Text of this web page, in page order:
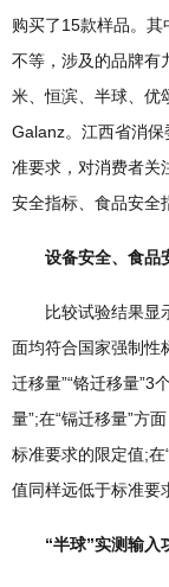
购买了15款样品。
不等，涉及的品牌有
米、恒滨、半球、优
Galanz。江西省消
准要求，对消费者关
安全指标、食品安全
设备安全、食品
比较试验结果显示
面均符合国家强制性
迁移量”“铬迁移量”3
量”;在“镉迁移量”方
标准要求的限定值;
值同样远低于标准要
“半球”实测输入